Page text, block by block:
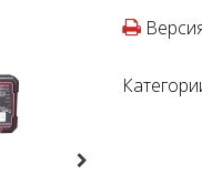
Next